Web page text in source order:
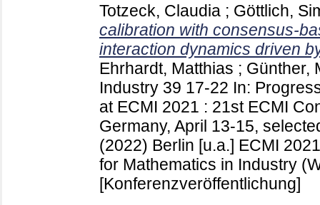
Totzeck, Claudia ; Göttlich,
calibration with consensus-
interaction dynamics driven
Ehrhardt, Matthias ; Günther,
Industry 39 17-22 In:
at ECMI 2021 : 21st ECMI
Germany, April 13-15,
(2022) Berlin [u.a.] ECMI
for Mathematics in Industry
[Konferenzveröffentlichung]